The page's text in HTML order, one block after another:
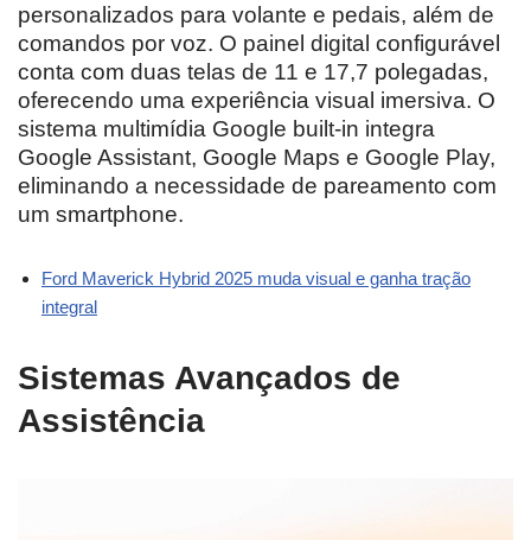
personalizados para volante e pedais, além de
comandos por voz. O painel digital configurável
conta com duas telas de 11 e 17,7 polegadas,
oferecendo uma experiência visual imersiva. O
sistema multimídia Google built-in integra
Google Assistant, Google Maps e Google Play,
eliminando a necessidade de pareamento com
um smartphone.
Ford Maverick Hybrid 2025 muda visual e ganha tração
integral
Sistemas Avançados de
Assistência